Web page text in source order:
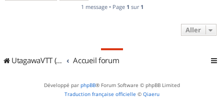
1 message • Page 1 sur 1
Aller
UtagawaVTT (Randos VTT et VTTAE avec traces GPS) Accueil forum
Développé par phpBB® Forum Software © phpBB Limited
Traduction française officielle © Qiaeru